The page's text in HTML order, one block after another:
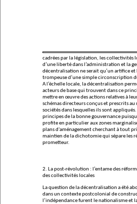
cadrées par la législation, les collectivités
d’une liberté dans l’administration et la
décentralisation ne serait qu’un artifice
trompeuse d’une simple circonscription
A l’échelle locale, la décentralisation
acteurs de base qui trouvent dans ce
mettre en œuvre des actions relatives à
schémas directeurs conçus et prescrits
sociétés dans lesquelles ils sont
principes de la bonne gouvernance
profite en particulier aux zones
plans d'aménagement cherchant à tout
maintien de la dichotomie qui sépare les
prometteur.
2. La post-révolution : l’entame des
des collectivités locales
La question de la décentralisation a été
dans un contexte postcolonial de
l’indépendance furent le nationalisme et